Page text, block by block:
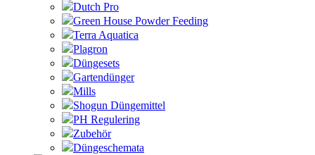
Dutch Pro
Green House Powder Feeding
Terra Aquatica
Plagron
Düngesets
Gartendünger
Mills
Shogun Düngemittel
PH Regulering
Zubehör
Düngeschemata